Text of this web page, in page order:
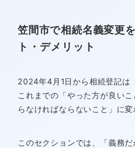
笠間市で相続名義変更
ト・デメリット
2024年4月1日から相続登記は
これまでの「やった方が良い
らなければならないこと」に変
このセクションでは、「義務